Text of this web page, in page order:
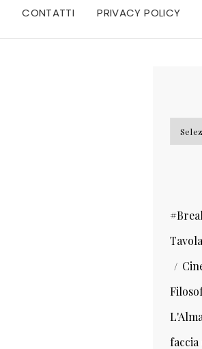
CONTATTI PRIVACY POLICY
Archivi
Tavola